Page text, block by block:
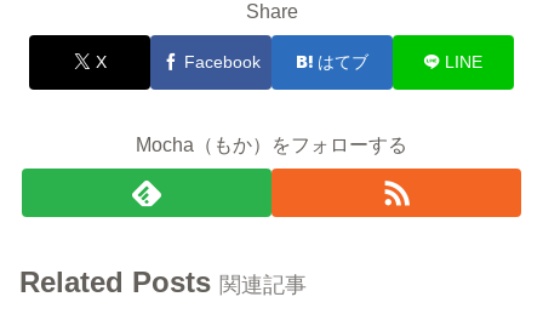
Share
X Facebook はてブ LINE
Mocha（もか）をフォローする
Related Posts 関連記事